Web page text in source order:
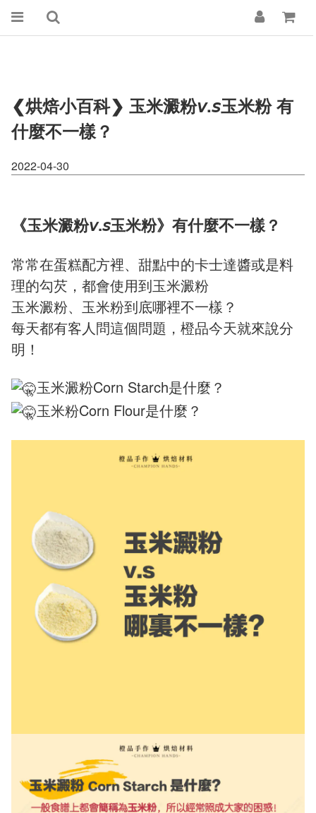
❮烘焙小百科❯ 玉米澱粉𝘷.𝘴玉米粉 有
什麼不一樣？
2022-04-30
《玉米澱粉𝘷.𝘴玉米粉》有什麼不一樣？
常常在蛋糕配方裡、甜點中的卡士達醬或是料
理的勾芡，都會使用到玉米澱粉
玉米澱粉、玉米粉到底哪裡不一樣？
每天都有客人問這個問題，橙品今天就來說分
明！
玉米澱粉Corn Starch是什麼？
玉米粉Corn Flour是什麼？